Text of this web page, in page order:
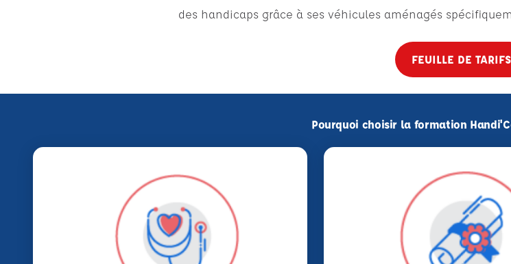
des handicaps grâce à ses véhicules aménagés
FEUILLE DE TARIFS
Pourquoi choisir la formation